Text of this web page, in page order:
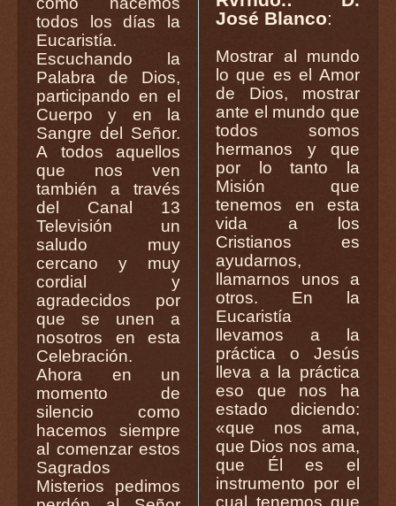
todos los días la
Eucaristía.
Escuchando la
Palabra de Dios,
participando en el
Cuerpo y en la
Sangre del Señor.
A todos aquellos
que nos ven
también a través
del Canal 13
Televisión un
saludo muy
cercano y muy
cordial y
agradecidos por
que se unen a
nosotros en esta
Celebración.
Ahora en un
momento de
silencio como
hacemos siempre
al comenzar estos
Sagrados
Misterios pedimos
José Blanco:
Mostrar al mundo
lo que es el Amor
de Dios, mostrar
ante el mundo que
todos somos
hermanos y que
por lo tanto la
Misión que
tenemos en esta
vida a los
Cristianos es
ayudarnos,
llamarnos unos a
otros. En la
Eucaristía
llevamos a la
práctica o Jesús
lleva a la práctica
eso que nos ha
estado diciendo:
«que nos ama,
que Dios nos ama,
que Él es el
instrumento por el
cual tenemos que